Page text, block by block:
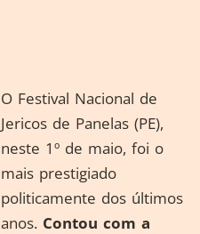
O Festival Nacional de
Jericos de Panelas (PE),
neste 1º de maio, foi o
mais prestigiado
politicamente dos últimos
anos. Contou com a